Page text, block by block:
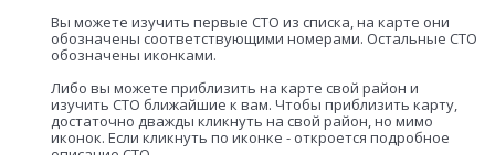
Вы можете изучить первые СТО из списка, на карте они
обозначены соответствующими номерами. Остальные СТО
обозначены иконками.
Либо вы можете приблизить на карте свой район и
изучить СТО ближайшие к вам. Чтобы приблизить карту,
достаточно дважды кликнуть на свой район, но мимо
иконок. Если кликнуть по иконке - откроется подробное